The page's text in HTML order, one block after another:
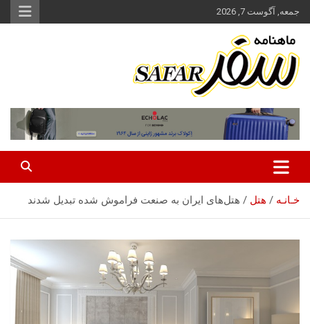
محتوا
بروید
جمعه, آگوست 7, 2026
سفر آنلاین
خـانـه هتل هتل‌های ایران به صنعت فراموش شده تبدیل شدند